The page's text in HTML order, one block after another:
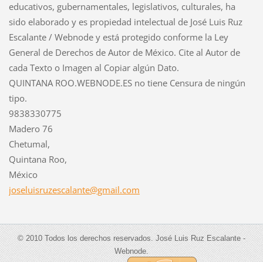
educativos, gubernamentales, legislativos, culturales, ha
sido elaborado y es propiedad intelectual de José Luis Ruz
Escalante / Webnode y está protegido conforme la Ley
General de Derechos de Autor de México. Cite al Autor de
cada Texto o Imagen al Copiar algún Dato.
QUINTANA ROO.WEBNODE.ES no tiene Censura de ningún
tipo.
9838330775
Madero 76
Chetumal,
Quintana Roo,
México
joseluisruzescalante@gmail.com
© 2010 Todos los derechos reservados. José Luis Ruz Escalante -
Webnode.